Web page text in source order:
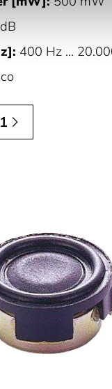
400 Hz ...